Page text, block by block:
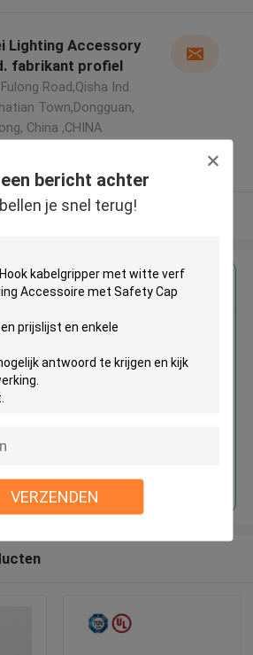
bericht achter
je snel terug!
VERZENDEN
Lighting Accessory
fabrikant profiel
Road,Qisha Ind.
Town,Dongguan,
China ,CHINA
Bekijk meer
beste prijs voor
J Hook kabelgripper met witte
verf Cusomized Legging
Accessoire met Safety Cap